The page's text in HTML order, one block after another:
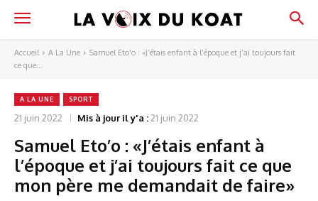
Accueil A La Une
Samuel Eto'o : «J’étais enfant à l’époque et j’ai toujours fait
ce que...
A LA UNE SPORT
21 juin 2022 Mis à jour il y'a :21 juin 2022
Samuel Eto’o : «J’étais enfant à
l’époque et j’ai toujours fait ce que
mon père me demandait de faire»